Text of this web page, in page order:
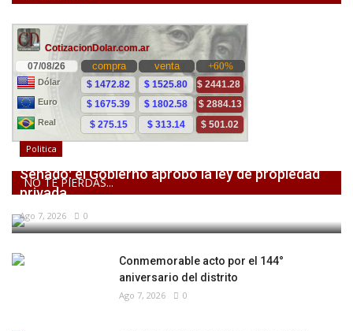
NO TE PIERDAS...
Politica
Senado: el Gobierno aprobó la ley de propiedad
privada,...
Ago 7, 2026 0
Conmemorable acto por el 144°
aniversario del distrito
Ago 7, 2026 0